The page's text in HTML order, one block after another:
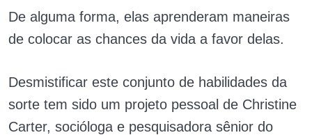
De alguma forma, elas aprenderam maneiras
de colocar as chances da vida a favor delas.
Desmistificar este conjunto de habilidades da
sorte tem sido um projeto pessoal de Christine
Carter, socióloga e pesquisadora sênior do